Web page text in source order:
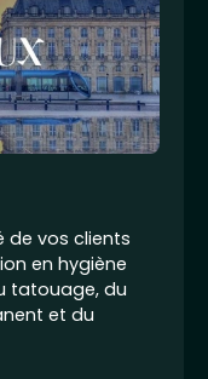
de vos clients
en hygiène
tatouage, du
et du